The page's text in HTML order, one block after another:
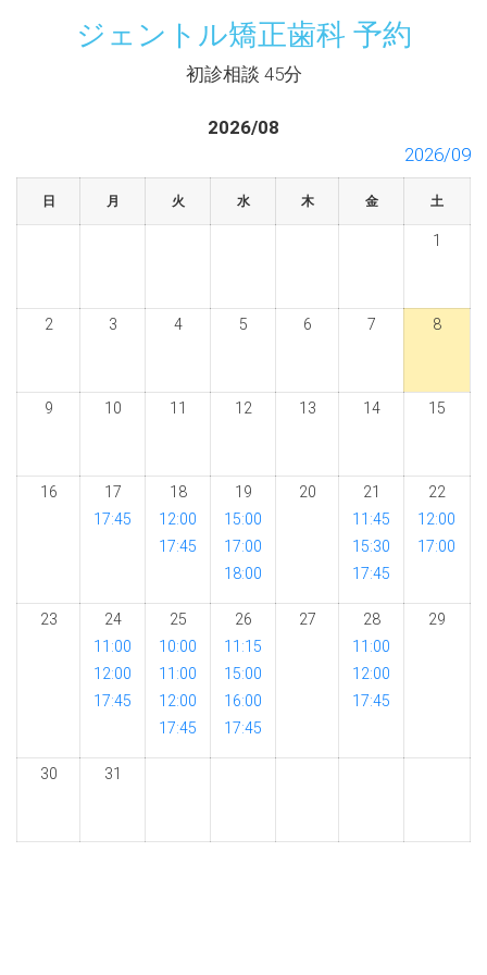
ジェントル矯正歯科 予約
初診相談 45分
2026/08
2026/09
日 月 火 水 木 金 土
1
2 3 4 5 6 7 8
9 10 11 12 13 14 15
16
17
17:45
18
12:00
17:45
19
15:00
17:00
18:00
20
21
11:45
15:30
17:45
22
12:00
17:00
23
24
11:00
12:00
17:45
25
10:00
11:00
12:00
17:45
26
11:15
15:00
16:00
17:45
27
28
11:00
12:00
17:45
29
30 31